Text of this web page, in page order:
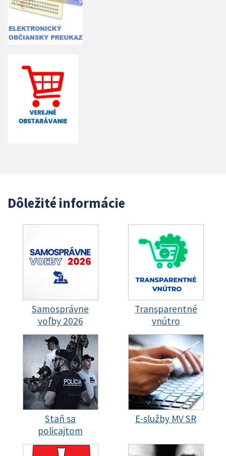
Dôležité informácie
Samosprávne
voľby 2026
Transparentné
vnútro
Staň sa
policajtom
E-služby MV SR